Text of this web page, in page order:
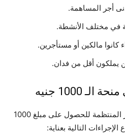
أجر المساهمة.
في مختلف الأنشطة.
مالكين أو مستأجرين.
يملكون أقل من فدان.
1000 جنيه
للتسجيل في منحة العمالة غير المنتظمة للحصول على مبلغ 1000
التالية بعناية: